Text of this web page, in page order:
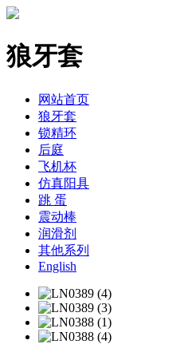
狼牙套
网站首页
狼牙套
锁精环
后庭
飞机杯
仿真阳具
跳 蛋
震动棒
润滑剂
其他系列
English